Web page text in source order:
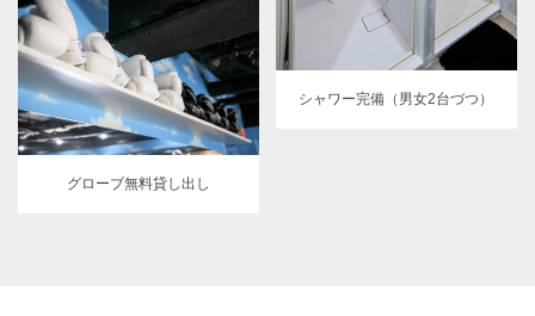
シャワー完備（男女2台づつ）
グローブ無料貸し出し